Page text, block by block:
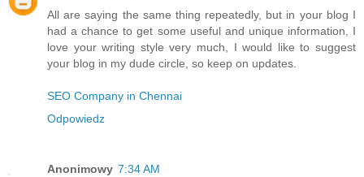
All are saying the same thing repeatedly, but in your blog I
had a chance to get some useful and unique information, I
love your writing style very much, I would like to suggest
your blog in my dude circle, so keep on updates.
SEO Company in Chennai
Odpowiedz
Anonimowy 7:34 AM